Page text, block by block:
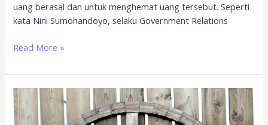
uang berasal dan untuk menghemat uang tersebut. Seperti
kata Nini Sumohandoyo, selaku Government Relations
Read More »
Kenali
Penyebab
Anak